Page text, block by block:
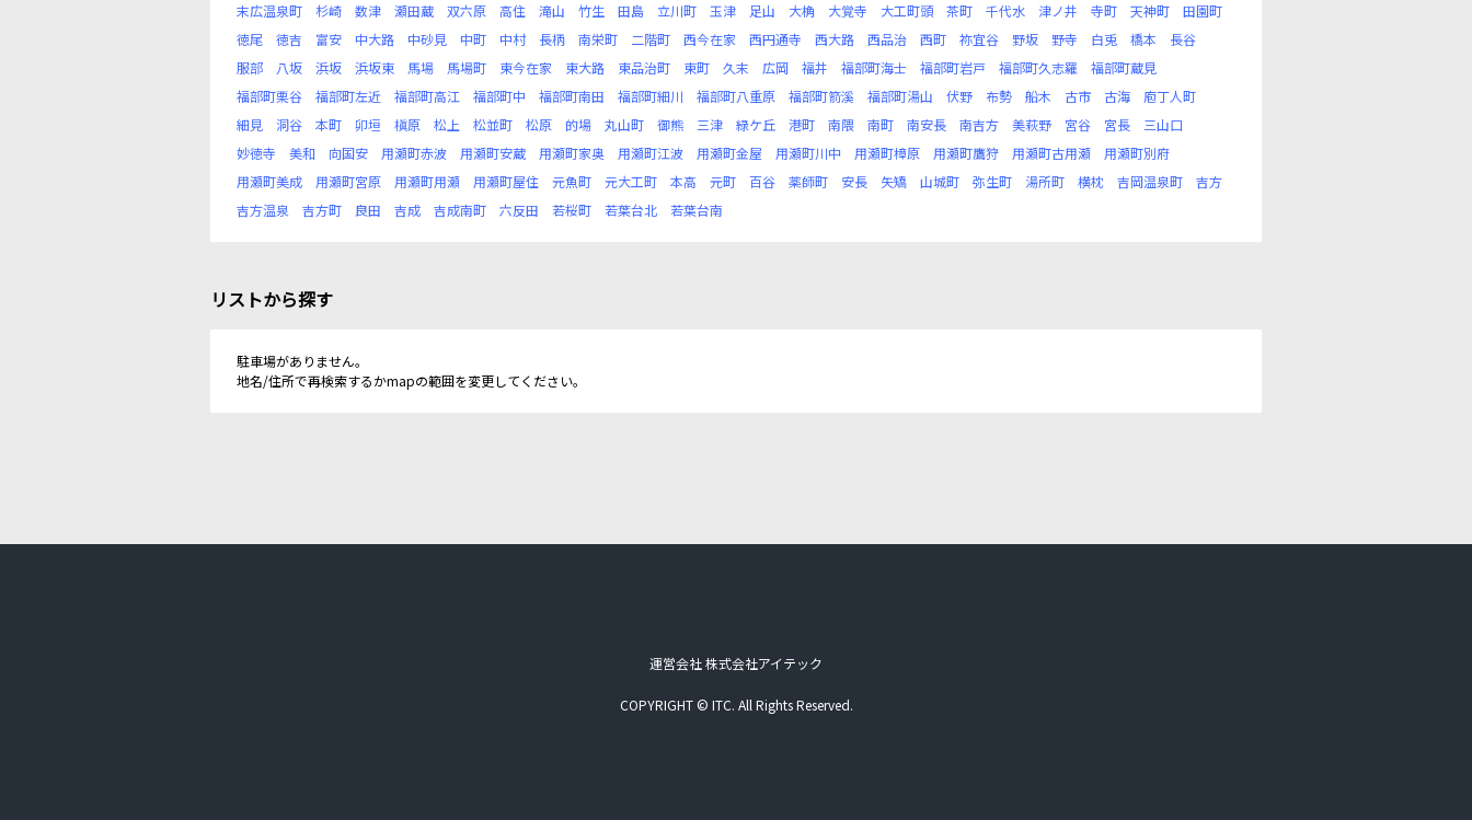
末広温泉町
杉崎 数津 瀬田蔵 双六原 高住 滝山 竹生 田島 立川町 玉津 足山 大桷 大覚寺 大工町頭 茶町 千代水 津ノ井 寺町 天神町
田園町
徳尾
徳吉 富安 中大路 中砂見 中町 中村 長柄 南栄町 二階町 西今在家 西円通寺 西大路 西品治 西町 祢宜谷 野坂 野寺 白兎 橋本
長谷
服部
八坂 浜坂 浜坂東 馬場 馬場町 東今在家 東大路 東品治町 東町 久末 広岡 福井 福部町海士 福部町岩戸 福部町久志羅
福部町蔵見
福部町栗谷
福部町左近 福部町高江 福部町中 福部町南田 福部町細川 福部町八重原 福部町箭溪 福部町湯山 伏野 布勢 船木 古市 古海
庖丁人町
細見
洞谷 本町 卯垣 槇原 松上 松並町 松原 的場 丸山町 御熊 三津 緑ケ丘 港町 南隈 南町 南安長 南吉方 美萩野 宮谷 宮長
三山口
妙徳寺
美和 向国安 用瀬町赤波 用瀬町安蔵 用瀬町家奥 用瀬町江波 用瀬町金屋 用瀬町川中 用瀬町樟原 用瀬町鷹狩 用瀬町古用瀬
用瀬町別府
用瀬町美成
用瀬町宮原 用瀬町用瀬 用瀬町屋住 元魚町 元大工町 本高 元町 百谷 薬師町 安長 矢矯 山城町 弥生町 湯所町 横枕 吉岡温泉町
吉方
吉方温泉
吉方町 良田 吉成 吉成南町 六反田 若桜町 若葉台北 若葉台南
リストから探す
駐車場がありません。
地名/住所で再検索するかmapの範囲を変更してください。
運営会社 株式会社アイテック
COPYRIGHT © ITC. All Rights Reserved.